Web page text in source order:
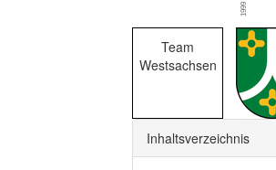
1999
Team
Westsachsen
Inhaltsverzeichnis